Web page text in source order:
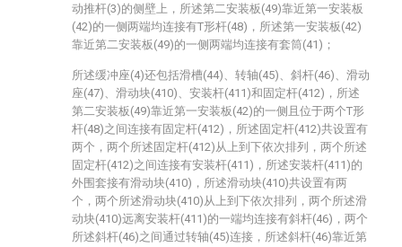
动推杆(3)的侧壁上，所述第二安装板(49)靠近第一安装板
(42)的一侧两端均连接有T形杆(48)，所述第一安装板(42)
靠近第二安装板(49)的一侧两端均连接有套筒(41)；
所述缓冲座(4)还包括滑槽(44)、转轴(45)、斜杆(46)、滑动
座(47)、滑动块(410)、安装杆(411)和固定杆(412)，所述
第二安装板(49)靠近第一安装板(42)的一侧且位于两个T形
杆(48)之间连接有固定杆(412)，所述固定杆(412)共设置有
两个，两个所述固定杆(412)从上到下依次排列，两个所述
固定杆(412)之间连接有安装杆(411)，所述安装杆(411)的
外围套接有滑动块(410)，所述滑动块(410)共设置有两
个，两个所述滑动块(410)从上到下依次排列，两个所述滑
动块(410)远离安装杆(411)的一端均连接有斜杆(46)，两个
所述斜杆(46)之间通过转轴(45)连接，所述斜杆(46)靠近第